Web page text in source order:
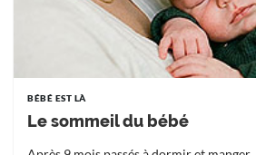
BÉBÉ EST LÀ
Le sommeil du bébé